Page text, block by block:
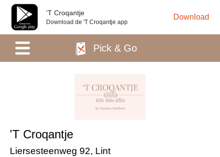
'T Croqantje
Download de 'T Croqantje app
Download
Pick & Go
'T Croqantje
Liersesteenweg 92, Lint